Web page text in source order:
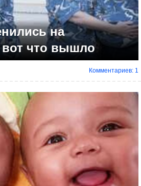
на
вот что вышло
Комментариев: 1